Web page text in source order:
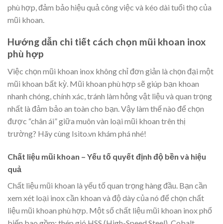
phù hợp, đảm bảo hiệu quả công việc và kéo dài tuổi thọ của
mũi khoan.
Hướng dẫn chi tiết cách chọn mũi khoan inox
phù hợp
Việc chọn mũi khoan inox không chỉ đơn giản là chọn đại một
mũi khoan bất kỳ. Mũi khoan phù hợp sẽ giúp bạn khoan
nhanh chóng, chính xác, tránh làm hỏng vật liệu và quan trọng
nhất là đảm bảo an toàn cho bạn. Vậy làm thế nào để chọn
được “chân ái” giữa muôn vàn loại mũi khoan trên thị
trường? Hãy cùng Isito.vn khám phá nhé!
Chất liệu mũi khoan – Yếu tố quyết định độ bền và hiệu
quả
Chất liệu mũi khoan là yếu tố quan trọng hàng đầu. Bạn cần
xem xét loại inox cần khoan và độ dày của nó để chọn chất
liệu mũi khoan phù hợp. Một số chất liệu mũi khoan inox phổ